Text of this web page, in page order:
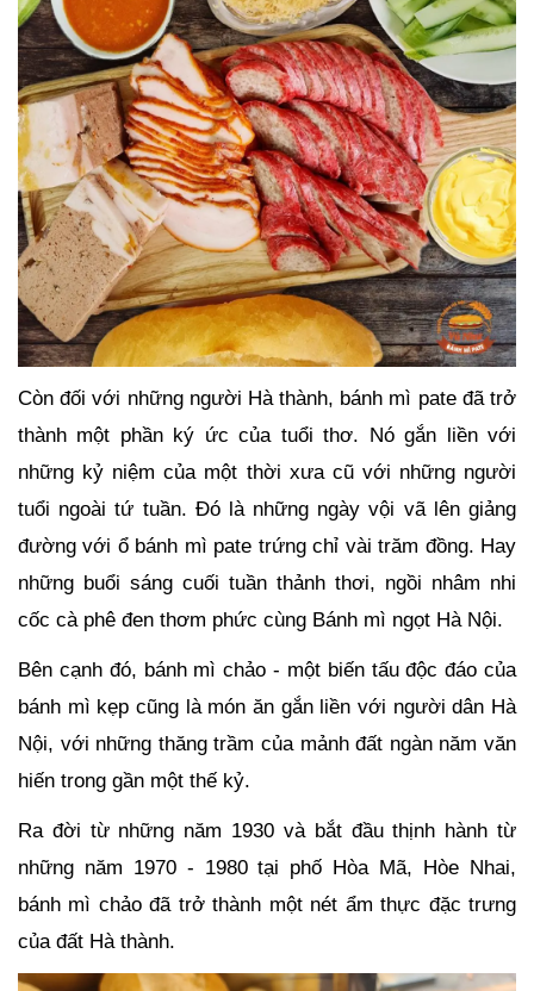
Còn đối với những người Hà thành, bánh mì pate đã trở
thành một phần ký ức của tuổi thơ. Nó gắn liền với
những kỷ niệm của một thời xưa cũ với những người
tuổi ngoài tứ tuần. Đó là những ngày vội vã lên giảng
đường với ổ bánh mì pate trứng chỉ vài trăm đồng. Hay
những buổi sáng cuối tuần thảnh thơi, ngồi nhâm nhi
cốc cà phê đen thơm phức cùng Bánh mì ngọt Hà Nội.
Bên cạnh đó, bánh mì chảo - một biến tấu độc đáo của
bánh mì kẹp cũng là món ăn gắn liền với người dân Hà
Nội, với những thăng trầm của mảnh đất ngàn năm văn
hiến trong gần một thế kỷ.
Ra đời từ những năm 1930 và bắt đầu thịnh hành từ
những năm 1970 - 1980 tại phố Hòa Mã, Hòe Nhai,
bánh mì chảo đã trở thành một nét ẩm thực đặc trưng
của đất Hà thành.